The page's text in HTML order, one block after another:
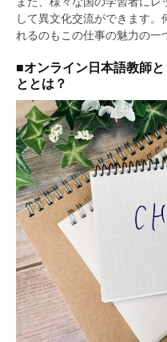
して異文化交流ができます
れるのもこの仕事の魅力の一
■オンライン日本語教師
ととは？